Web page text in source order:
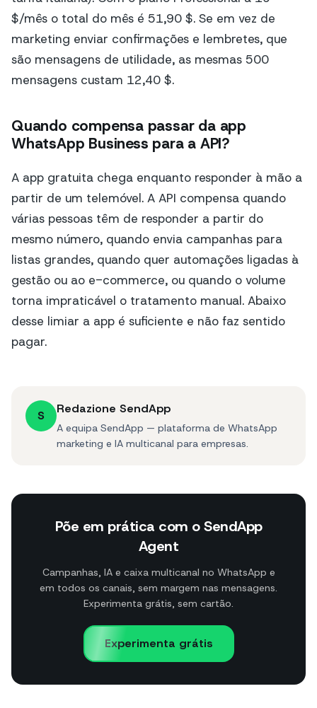
$/mês o total do mês é 51,90 $. Se em vez de
marketing enviar confirmações e lembretes, que
são mensagens de utilidade, as mesmas 500
mensagens custam 12,40 $.
Quando compensa passar da app
WhatsApp Business para a API?
A app gratuita chega enquanto responder à mão a
partir de um telemóvel. A API compensa quando
várias pessoas têm de responder a partir do
mesmo número, quando envia campanhas para
listas grandes, quando quer automações ligadas à
gestão ou ao e-commerce, ou quando o volume
torna impraticável o tratamento manual. Abaixo
desse limiar a app é suficiente e não faz sentido
pagar.
S Redazione SendApp
A equipa SendApp — plataforma de WhatsApp
marketing e IA multicanal para empresas.
Põe em prática com o SendApp
Agent
Campanhas, IA e caixa multicanal no WhatsApp e
em todos os canais, sem margem nas mensagens.
Experimenta grátis, sem cartão.
Experimenta grátis